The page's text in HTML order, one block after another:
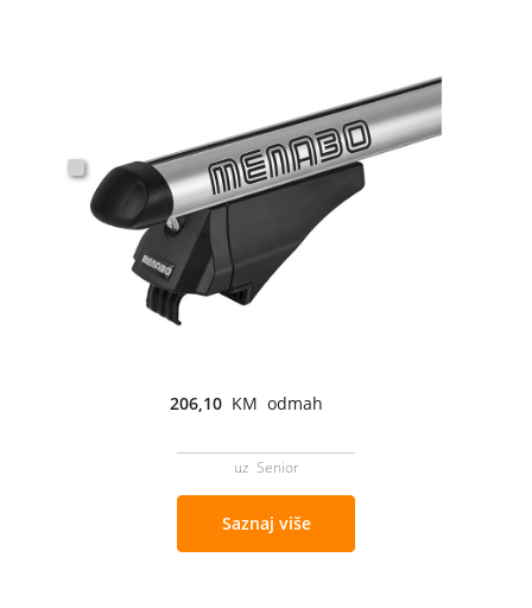
206,10 KM odmah
uz Senior
Saznaj više